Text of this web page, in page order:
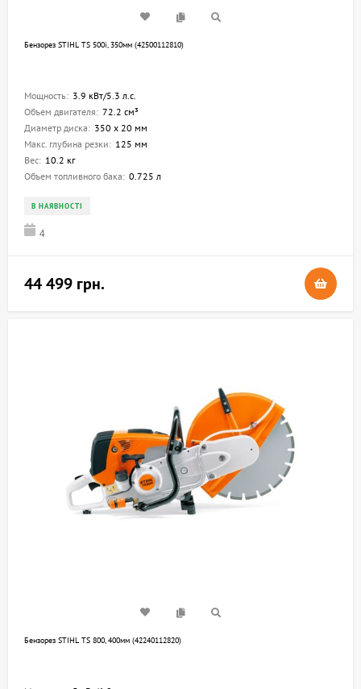
Бензорез STIHL TS 500i, 350мм (42500112810)
Мощность: 3.9 кВт/5.3 л.с.
Объем двигателя: 72.2 см³
Диаметр диска: 350 х 20 мм
Макс. глубина резки: 125 мм
Вес: 10.2 кг
Объем топливного бака: 0.725 л
В НАЯВНОСТІ
4
44 499 грн.
Бензорез STIHL TS 800, 400мм (42240112820)